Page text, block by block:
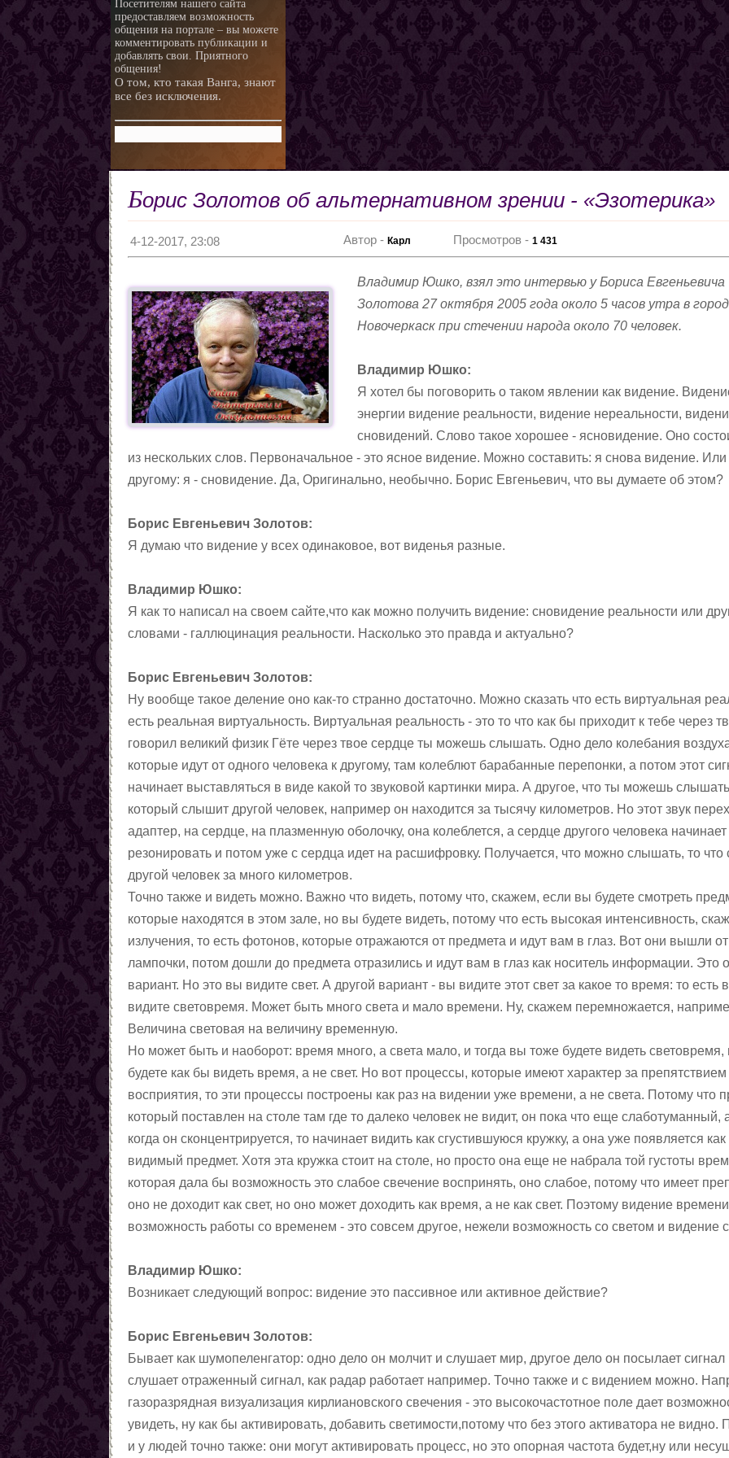
Посетителям нашего сайта
предоставляем возможность
общения на портале – вы можете
комментировать публикации и
добавлять свои. Приятного
общения!
О том, кто такая Ванга, знают
все без исключения.
Борис Золотов об альтернативном зрении - «Эзотерика»
Автор -Карл Просмотров -1 431
4-12-2017, 23:08
Владимир Юшко, взял это интервью у Бориса Евгеньевича
Золотова 27 октября 2005 года около 5 часов утра в
Новочеркаск при стечении народа около 70 человек.
Владимир Юшко:
Я хотел бы поговорить о таком явлении как видение.
энергии видение реальности, видение нереальности,
сновидений. Слово такое хорошее - ясновидение. Оно
из нескольких слов. Первоначальное - это ясное видение. Можно составить: я снова видение.
другому: я - сновидение. Да, Оригинально, необычно. Борис Евгеньевич, что вы думаете об этом?
Борис Евгеньевич Золотов:
Я думаю что видение у всех одинаковое, вот виденья разные.
Владимир Юшко:
Я как то написал на своем сайте,что как можно получить видение: сновидение реальности или
словами - галлюцинация реальности. Насколько это правда и актуально?
Борис Евгеньевич Золотов:
Ну вообще такое деление оно как-то странно достаточно. Можно сказать что есть виртуальная
есть реальная виртуальность. Виртуальная реальность - это то что как бы приходит к тебе через
говорил великий физик Гёте через твое сердце ты можешь слышать. Одно дело колебания
которые идут от одного человека к другому, там колеблют барабанные перепонки, а потом этот
начинает выставляться в виде какой то звуковой картинки мира. А другое, что ты можешь слышать
который слышит другой человек, например он находится за тысячу километров. Но этот звук
адаптер, на сердце, на плазменную оболочку, она колеблется, а сердце другого человека начинает
резонировать и потом уже с сердца идет на расшифровку. Получается, что можно слышать, то
другой человек за много километров.
Точно также и видеть можно. Важно что видеть, потому что, скажем, если вы будете смотреть
которые находятся в этом зале, но вы будете видеть, потому что есть высокая интенсивность,
излучения, то есть фотонов, которые отражаются от предмета и идут вам в глаз. Вот они вышли от
лампочки, потом дошли до предмета отразились и идут вам в глаз как носитель информации. Это
вариант. Но это вы видите свет. А другой вариант - вы видите этот свет за какое то время: то есть
видите световремя. Может быть много света и мало времени. Ну, скажем перемножается,
Величина световая на величину временную.
Но может быть и наоборот: время много, а света мало, и тогда вы тоже будете видеть
будете как бы видеть время, а не свет. Но вот процессы, которые имеют характер за препятствием
восприятия, то эти процессы построены как раз на видении уже времени, а не света. Потому что
который поставлен на столе там где то далеко человек не видит, он пока что еще слаботуманный,
когда он сконцентрируется, то начинает видить как сгустившуюся кружку, а она уже появляется как
видимый предмет. Хотя эта кружка стоит на столе, но просто она еще не набрала той густоты
которая дала бы возможность это слабое свечение воспринять, оно слабое, потому что имеет
оно не доходит как свет, но оно может доходить как время, а не как свет. Поэтому видение
возможность работы со временем - это совсем другое, нежели возможность со светом и видение
Владимир Юшко:
Возникает следующий вопрос: видение это пассивное или активное действие?
Борис Евгеньевич Золотов:
Бывает как шумопеленгатор: одно дело он молчит и слушает мир, другое дело он посылает сигнал
слушает отраженный сигнал, как радар работает например. Точно также и с видением можно.
газоразрядная визуализация кирлиановского свечения - это высокочастотное поле дает
увидеть, ну как бы активировать, добавить светимости,потому что без этого активатора не видно.
и у людей точно также: они могут активировать процесс, но это опорная частота будет,ну или